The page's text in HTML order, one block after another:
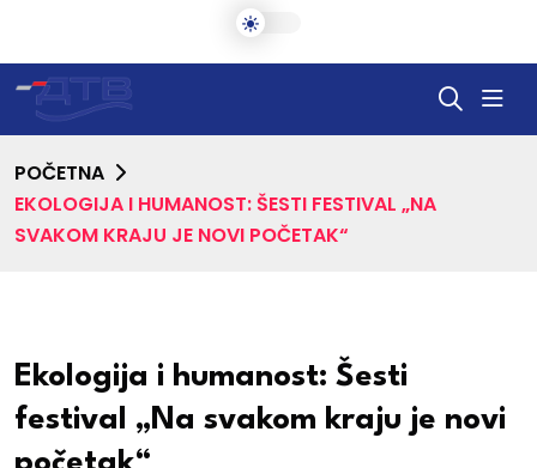
POČETNA
EKOLOGIJA I HUMANOST: ŠESTI FESTIVAL „NA
SVAKOM KRAJU JE NOVI POČETAK“
Ekologija i humanost: Šesti
festival „Na svakom kraju je novi